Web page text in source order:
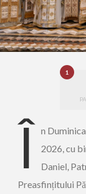
1
Î n
2026, cu
Daniel,
Preasfințitului